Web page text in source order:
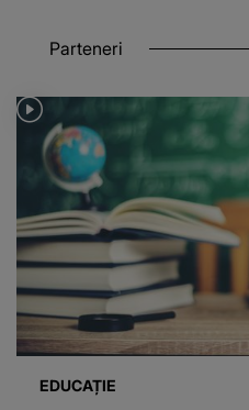
Parteneri
EDUCAȚIE